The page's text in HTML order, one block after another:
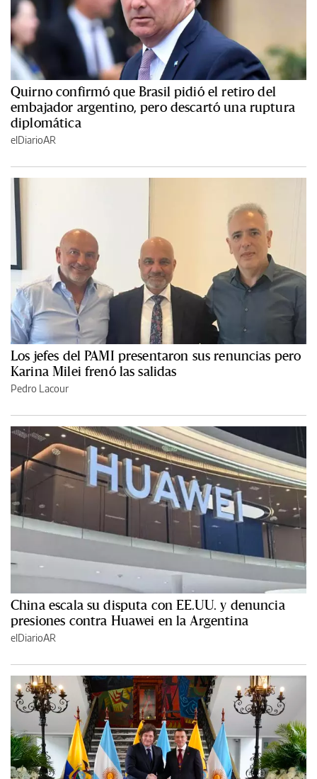
Quirno confirmó que Brasil pidió el retiro del
embajador argentino, pero descartó una ruptura
diplomática
elDiarioAR
Los jefes del PAMI presentaron sus renuncias pero
Karina Milei frenó las salidas
Pedro Lacour
China escala su disputa con EE.UU. y denuncia
presiones contra Huawei en la Argentina
elDiarioAR